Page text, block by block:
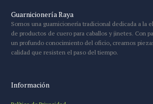
Guarnicionería Raya
Somos una guarnicionería tradicional dedicada a la
de productos de cuero para caballos y jinetes. Con
un profundo conocimiento del oficio, creamos
calidad que resisten el paso del tiempo.
Información